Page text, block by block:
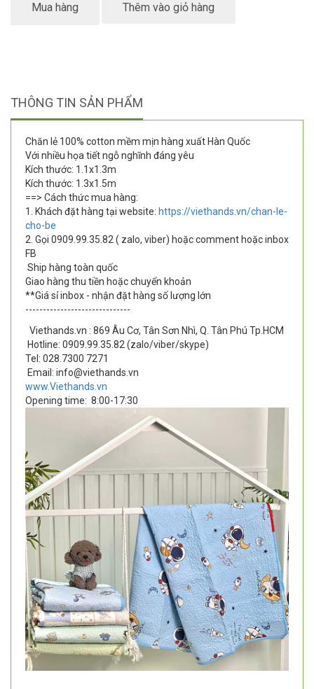
Mua hàng Thêm vào giỏ hàng
THÔNG TIN SẢN PHẨM
Chăn lẻ 100% cotton mềm mịn hàng xuất Hàn Quốc
Với nhiều họa tiết ngỗ nghĩnh đáng yêu
Kích thước: 1.1x1.3m
Kích thước: 1.3x1.5m
==> Cách thức mua hàng:
1. Khách đặt hàng tại website: https://viethands.vn/chan-le-
cho-be
2. Gọi 0909.99.35.82 ( zalo, viber) hoặc comment hoặc inbox
FB
Ship hàng toàn quốc
Giao hàng thu tiền hoặc chuyển khoản
**Giá sỉ inbox - nhận đặt hàng số lượng lớn
------------------------------
Viethands.vn : 869 Âu Cơ, Tân Sơn Nhì, Q. Tân Phú Tp.HCM
Hotline: 0909.99.35.82 (zalo/viber/skype)
Tel: 028.7300 7271
Email: info@viethands.vn
www.Viethands.vn
Opening time: 8:00-17:30